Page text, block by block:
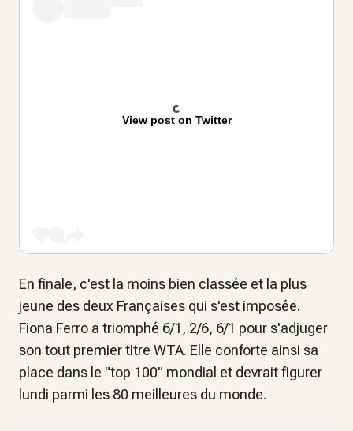
View post on Twitter
En finale, c'est la moins bien classée et la plus
jeune des deux Françaises qui s'est imposée.
Fiona Ferro a triomphé 6/1, 2/6, 6/1 pour s'adjuger
son tout premier titre WTA. Elle conforte ainsi sa
place dans le "top 100" mondial et devrait figurer
lundi parmi les 80 meilleures du monde.